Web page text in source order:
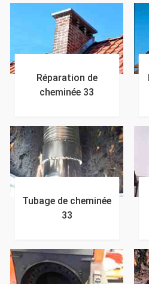
Réparation de
cheminée 33
Tubage de cheminée
33